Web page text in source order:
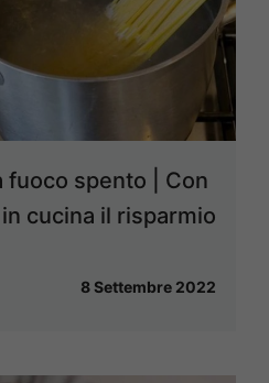
fuoco spento | Con
cucina il risparmio
8 Settembre 2022